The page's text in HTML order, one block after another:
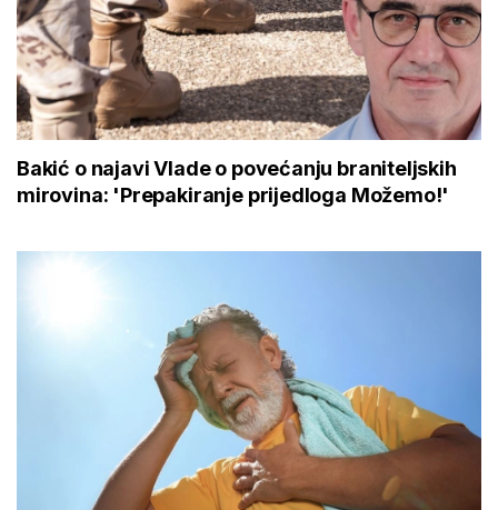
Bakić o najavi Vlade o povećanju braniteljskih
mirovina: 'Prepakiranje prijedloga Možemo!'